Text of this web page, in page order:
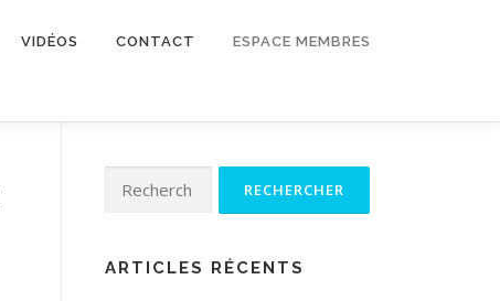
VIDÉOS CONTACT ESPACE MEMBRES
ARTICLES RÉCENTS